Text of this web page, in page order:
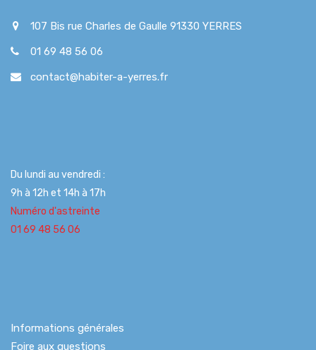
107 Bis rue Charles de Gaulle 91330 YERRES
01 69 48 56 06
contact@habiter-a-yerres.fr
Du lundi au vendredi :
9h à 12h et 14h à 17h
Numéro d'astreinte
01 69 48 56 06
Informations générales
Foire aux questions